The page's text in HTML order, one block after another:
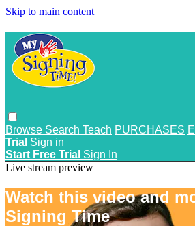
Skip to main content
Browse Search Teach PURCHASES
Trial Sign in
Start Free Trial Sign In
Live stream preview
Watch this video and
Signing Time